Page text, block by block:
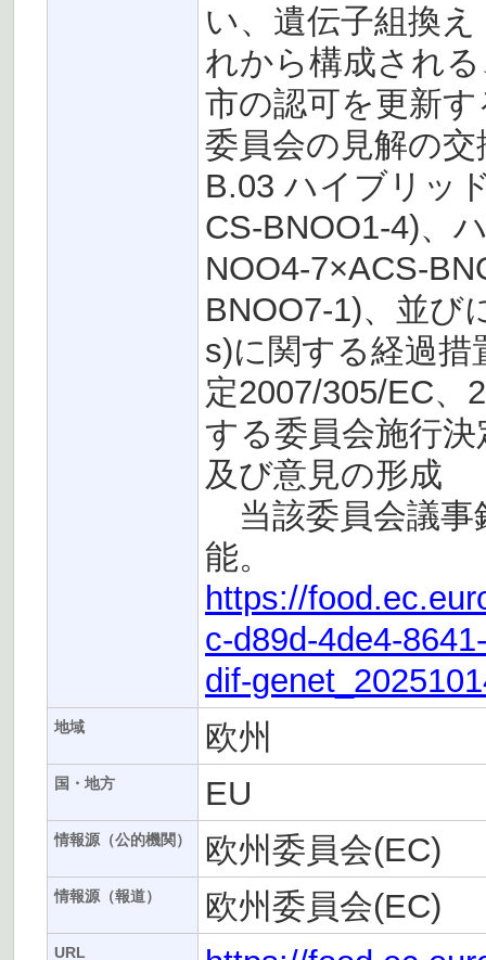
い、遺伝子組換
れから構成され
市の認可を更新
委員会の見解の
B.03 ハイブリッ
CS-BNOO1-4)、
NOO4-7×ACS-
BNOO7-1)、並び
s)に関する経過措
定2007/305/EC、
する委員会施行
及び意見の形成
当該委員会議事
能。
https://
c-d89d-4de4-
dif-
地域 欧州
国・地方 EU
情報源（公的機関） 欧州委員会(EC)
情報源（報道） 欧州委員会(EC)
URL